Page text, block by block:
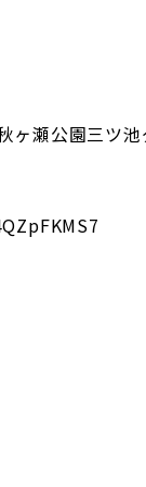
ヶ瀬公園三ツ